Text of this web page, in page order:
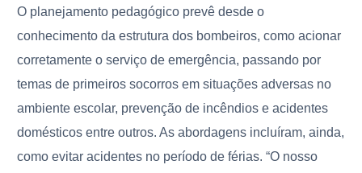
O planejamento pedagógico prevê desde o
conhecimento da estrutura dos bombeiros, como acionar
corretamente o serviço de emergência, passando por
temas de primeiros socorros em situações adversas no
ambiente escolar, prevenção de incêndios e acidentes
domésticos entre outros. As abordagens incluíram, ainda,
como evitar acidentes no período de férias. “O nosso